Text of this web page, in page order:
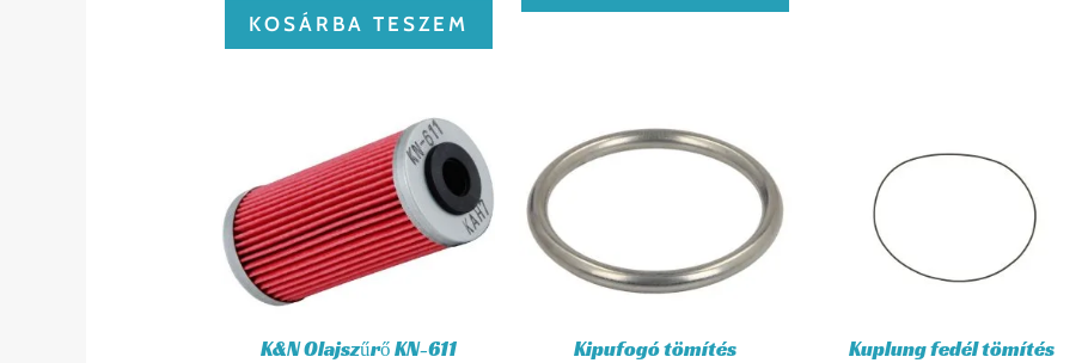
KOSÁRBA TESZEM
K&N Olajszűrő KN-611
Kipufogó tömítés
Kuplung fedél tömítés